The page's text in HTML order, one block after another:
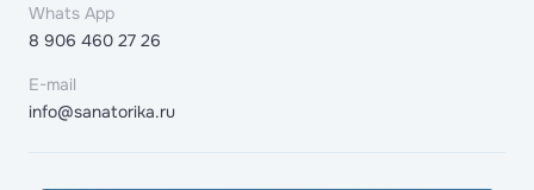
Whats App
8 906 460 27 26
E-mail
info@sanatorika.ru